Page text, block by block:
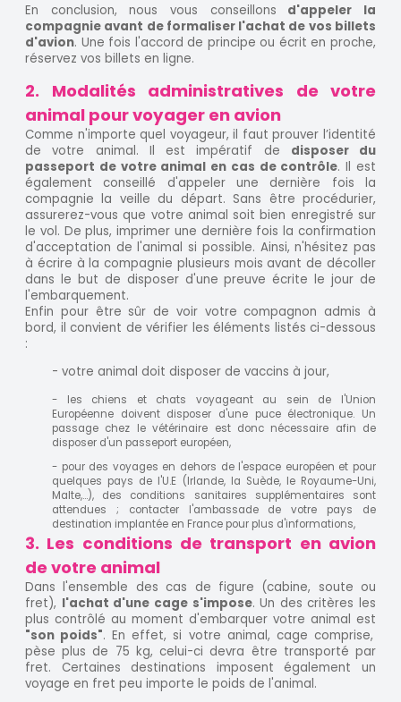
En conclusion, nous vous conseillons d'appeler la
compagnie avant de formaliser l'achat de vos billets
d'avion. Une fois l'accord de principe ou écrit en proche,
réservez vos billets en ligne.
2. Modalités administratives de votre
animal pour voyager en avion
Comme n'importe quel voyageur, il faut prouver l’identité
de votre animal. Il est impératif de disposer du
passeport de votre animal en cas de contrôle. Il est
également conseillé d'appeler une dernière fois la
compagnie la veille du départ. Sans être procédurier,
assurerez-vous que votre animal soit bien enregistré sur
le vol. De plus, imprimer une dernière fois la confirmation
d'acceptation de l'animal si possible. Ainsi, n'hésitez pas
à écrire à la compagnie plusieurs mois avant de décoller
dans le but de disposer d'une preuve écrite le jour de
l'embarquement.
Enfin pour être sûr de voir votre compagnon admis à
bord, il convient de vérifier les éléments listés ci-dessous
:
- votre animal doit disposer de vaccins à jour,
- les chiens et chats voyageant au sein de l'Union
Européenne doivent disposer d'une puce électronique. Un
passage chez le vétérinaire est donc nécessaire afin de
disposer d'un passeport européen,
- pour des voyages en dehors de l'espace européen et pour
quelques pays de l'U.E (Irlande, la Suède, le Royaume-Uni,
Malte,...), des conditions sanitaires supplémentaires sont
attendues ; contacter l'ambassade de votre pays de
destination implantée en France pour plus d'informations,
3. Les conditions de transport en avion
de votre animal
Dans l'ensemble des cas de figure (cabine, soute ou
fret), l'achat d'une cage s'impose. Un des critères les
plus contrôlé au moment d'embarquer votre animal est
"son poids". En effet, si votre animal, cage comprise,
pèse plus de 75 kg, celui-ci devra être transporté par
fret. Certaines destinations imposent également un
voyage en fret peu importe le poids de l'animal.